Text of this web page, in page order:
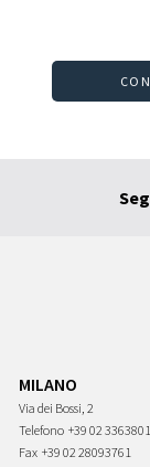
MILANO
Via dei Bossi, 2
Telefono +39 02 3363801
Fax +39 02 28093761